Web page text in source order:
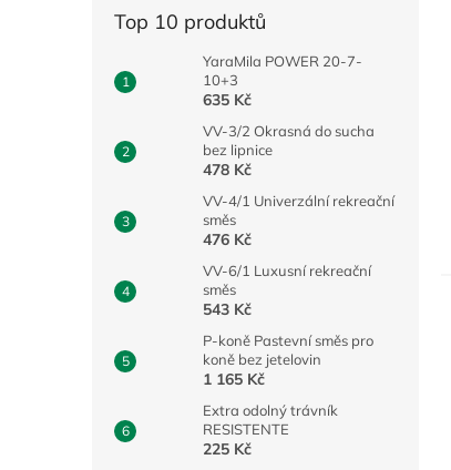
Top 10 produktů
YaraMila POWER 20-7-
10+3
635 Kč
VV-3/2 Okrasná do sucha
bez lipnice
478 Kč
VV-4/1 Univerzální rekreační
směs
476 Kč
VV-6/1 Luxusní rekreační
směs
543 Kč
P-koně Pastevní směs pro
koně bez jetelovin
1 165 Kč
Extra odolný trávník
RESISTENTE
225 Kč